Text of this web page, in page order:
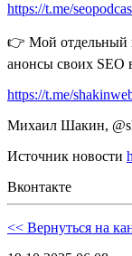
https://t.me/
👉 Мой отдельный
анонсы своих SEO
https://t.me/
Михаил Шакин,
Источник новости
Вконтакте
<< Вернуться на